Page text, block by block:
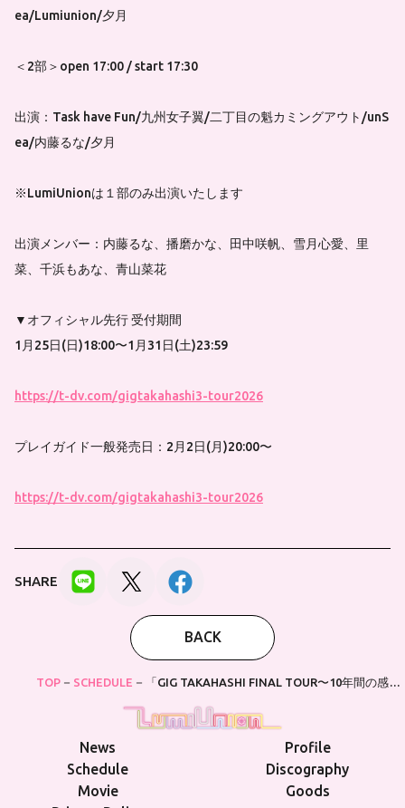
ea/Lumiunion/夕月
＜2部＞open 17:00 / start 17:30
出演：Task have Fun/九州女子翼/二丁目の魁カミングアウト/unS
ea/内藤るな/夕月
※LumiUnionは１部のみ出演いたします
出演メンバー：内藤るな、播磨かな、田中咲帆、雪月心愛、里
菜、千浜もあな、青山菜花
▼オフィシャル先行 受付期間
1月25日(日)18:00〜1月31日(土)23:59
https://t-dv.com/gigtakahashi3-tour2026
プレイガイド一般発売日：2月2日(月)20:00〜
https://t-dv.com/gigtakahashi3-tour2026
SHARE
BACK
TOP SCHEDULE
「GIG TAKAHASHI FINAL TOUR〜10年間の感謝
News
Profile
Schedule
Discography
Movie
Goods